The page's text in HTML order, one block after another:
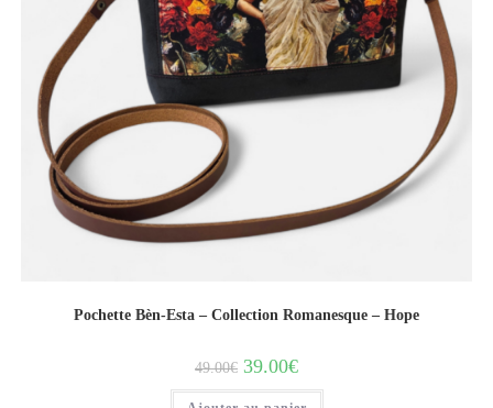
Pochette Bèn-Esta – Collection Romanesque – Hope
49.00€ 39.00€